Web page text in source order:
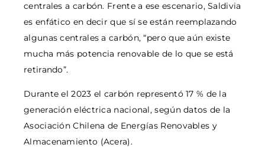
centrales a carbón. Frente a ese escenario, Saldivia
es enfático en decir que sí se están reemplazando
algunas centrales a carbón, “pero que aún existe
mucha más potencia renovable de lo que se está
retirando”.
Durante el 2023 el carbón representó 17 % de la
generación eléctrica nacional, según datos de la
Asociación Chilena de Energías Renovables y
Almacenamiento (Acera).